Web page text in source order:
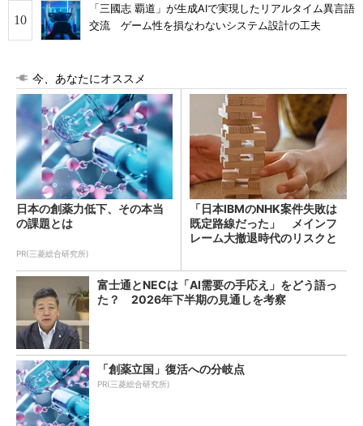
「三國志 覇道」が生成AIで実現したリアルタイム異言語
交流 ゲーム性を損なわないシステム設計の工夫
今、あなたにオススメ
日本の創薬力低下、その本当
の課題とは
PR(三菱総合研究所)
「日本IBMのNHK案件失敗は
既定路線だった」 メインフ
レーム大撤退時代のリスクと
富士通とNECは「AI需要の手応え」をどう語っ
た？ 2026年下半期の見通しを考察
「創薬立国」復活への分岐点
PR(三菱総合研究所)